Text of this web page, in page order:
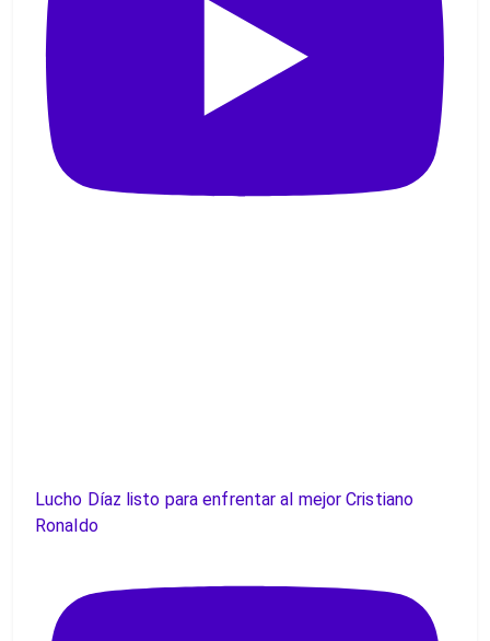
Lucho Díaz listo para enfrentar al mejor Cristiano
Ronaldo